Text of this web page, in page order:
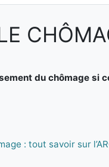
du chômage si
: tout savoir sur